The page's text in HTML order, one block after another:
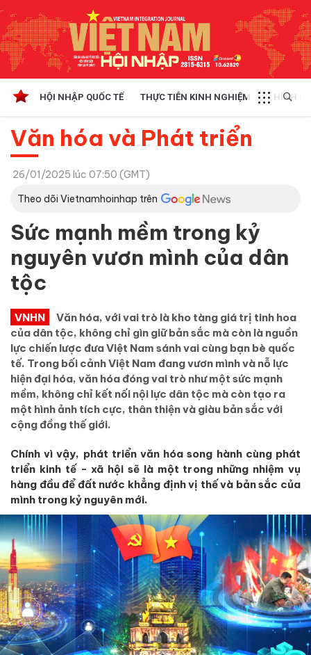
HỘI NHẬP QUỐC TẾ THỰC TIỄN KINH NGHIỆM CHÍNH
Văn hóa và Phát triển
26/01/2025 lúc 07:50 (GMT)
Theo dõi Vietnamhoinhap trên
Sức mạnh mềm trong kỷ
nguyên vươn mình của dân
tộc
VNHN
Văn hóa, với vai trò là kho tàng giá trị tinh hoa
của dân tộc, không chỉ gìn giữ bản sắc mà còn là nguồn
lực chiến lược đưa Việt Nam sánh vai cùng bạn bè quốc
tế. Trong bối cảnh Việt Nam đang vươn mình và nỗ lực
hiện đại hóa, văn hóa đóng vai trò như một sức mạnh
mềm, không chỉ kết nối nội lực dân tộc mà còn tạo ra
một hình ảnh tích cực, thân thiện và giàu bản sắc với
cộng đồng thế giới.
Chính vì vậy, phát triển văn hóa song hành cùng phát
triển kinh tế - xã hội sẽ là một trong những nhiệm vụ
hàng đầu để đất nước khẳng định vị thế và bản sắc của
mình trong kỷ nguyên mới.